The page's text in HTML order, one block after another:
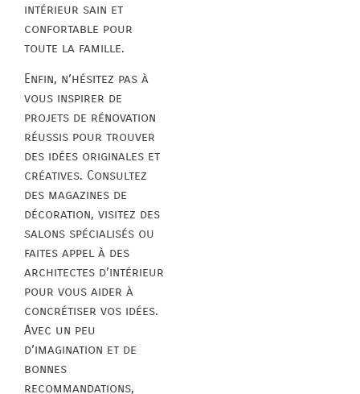
intérieur sain et
confortable pour
toute la famille.
Enfin, n’hésitez pas à
vous inspirer de
projets de rénovation
réussis pour trouver
des idées originales et
créatives. Consultez
des magazines de
décoration, visitez des
salons spécialisés ou
faites appel à des
architectes d’intérieur
pour vous aider à
concrétiser vos idées.
Avec un peu
d’imagination et de
bonnes
recommandations,